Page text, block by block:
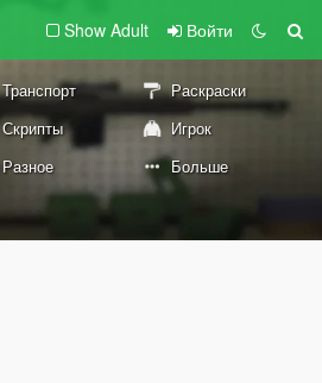
Show Adult Войти
Транспорт
Раскраски
Скрипты
Игрок
Разное Больше